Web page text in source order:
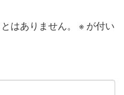
はありません。 ※ が付い